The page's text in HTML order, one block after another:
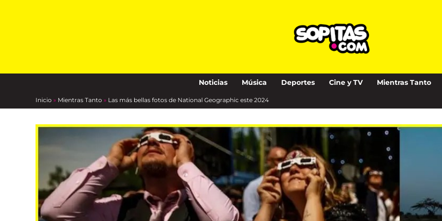
Noticias Música Deportes Cine y TV Mientras Tanto
Inicio » Mientras Tanto » Las más bellas fotos de National Geographic este 2024